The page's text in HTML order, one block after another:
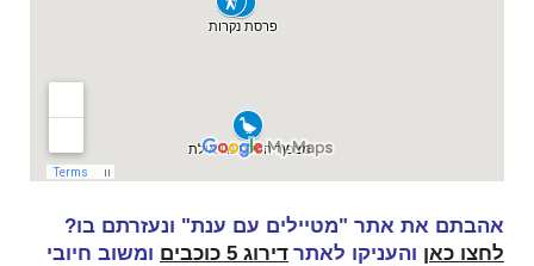
אהבתם את אתר "מטיילים עם ענת" ונעזרתם בו?
לחצו כאן והעניקו לאתר דירוג 5 כוכבים ומשוב חיובי